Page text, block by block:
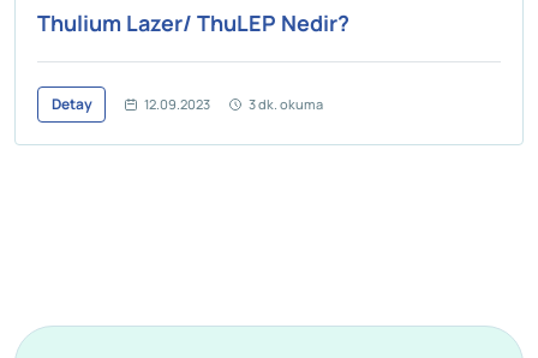
Thulium Lazer/ ThuLEP Nedir?
Detay 12.09.2023 3 dk. okuma